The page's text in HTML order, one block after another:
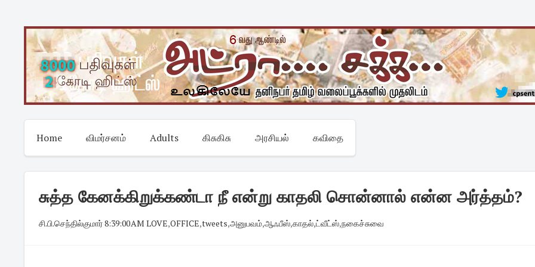
content
Home விமர்சனம் Adults கிசுகிசு அரசியல் கவிதை
சுத்த கேனக்கிறுக்கண்டா நீ என்று காதலி சொன்னால் என்ன அர்த்தம்?
சி.பி.செந்தில்குமார்·8:39:00 AM ·LOVE,OFFICE,tweets,அனுபவம்,ஆஃபீஸ்,காதல்,ட்வீட்ஸ்,நகைச்சுவை